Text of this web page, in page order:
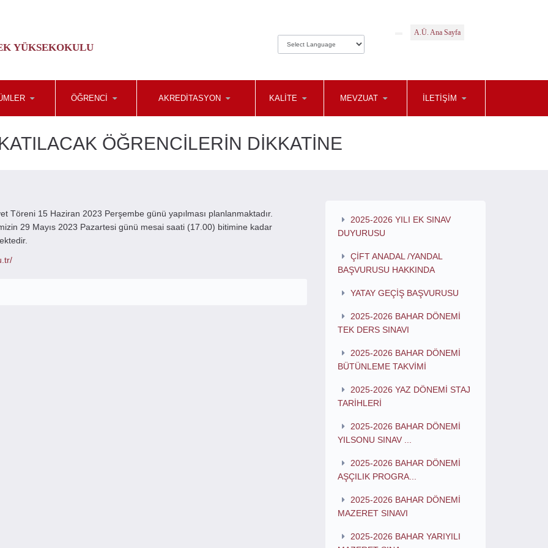
YÜKSEKOKULU
A.Ü. Ana Sayfa
ÖĞRENCI AKREDITASYON KALITE MEVZUAT İLETIŞIM
ÖĞRENCİLERİN DİKKATİNE
Töreni 15 Haziran 2023 Perşembe günü yapılması planlanmaktadır.
29 Mayıs 2023 Pazartesi günü mesai saati (17.00) bitimine kadar
2025-2026 YILI EK SINAV
DUYURUSU
ÇİFT ANADAL /YANDAL
BAŞVURUSU HAKKINDA
YATAY GEÇİŞ BAŞVURUSU
2025-2026 BAHAR DÖNEMİ
TEK DERS SINAVI
2025-2026 BAHAR DÖNEMİ
BÜTÜNLEME TAKVİMİ
2025-2026 YAZ DÖNEMİ STAJ
TARİHLERİ
2025-2026 BAHAR DÖNEMİ
YILSONU SINAV ...
2025-2026 BAHAR DÖNEMİ
AŞÇILIK PROGRA...
2025-2026 BAHAR DÖNEMİ
MAZERET SINAVI
2025-2026 BAHAR YARIYILI